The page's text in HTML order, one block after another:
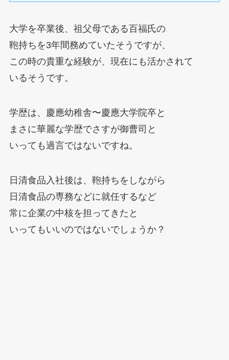
大学を卒業後、祖父母である百福氏の
鞄持ちを3年間務めていたそうですが、
この時の貴重な経験が、現在にも活かされて
いるそうです。
学歴は、慶應幼稚舎〜慶應大学院卒と
まさに華麗な学歴でさすが御曹司と
いっても過言ではないですね。
日清食品入社後は、鞄持ちをしながら
日清食品の専務などに就任するなど
常に企業の中核を担ってきたと
いってもいいのではないでしょうか？